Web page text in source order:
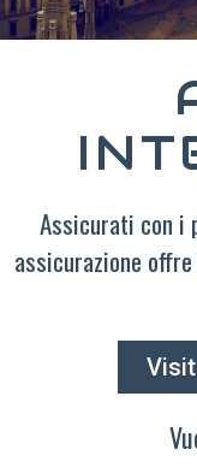
Assicurati con i
assicurazione